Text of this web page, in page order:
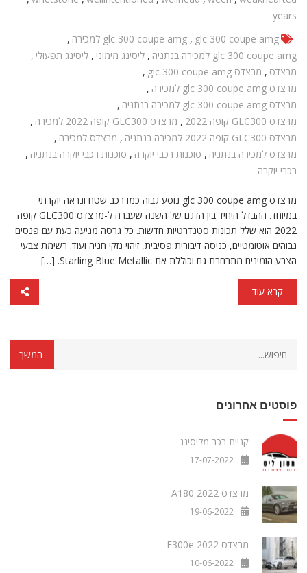
years
glc 300 coupe amg
, glc 300 coupe amg למכירה
,
glc 300 coupe amg למכירה בנתניה
, ליסינג מימוני , ליסינג תפעולי ,
מרצדס , מרצדס glc 300 coupe amg
,
מרצדס glc 300 coupe amg למכירה
,
מרצדס glc 300 coupe amg למכירה בנתניה
,
מרצדס GLC300 קופה 2022
, מרצדס GLC300 קופה 2022 למכירה
,
מרצדס GLC300 קופה 2022 למכירה בנתניה
, מרצדס למכירה ,
מרצדס למכירה בנתניה , סוכנות רכבי יוקרה , סוכנות רכבי יוקרה בנתניה ,
רכבי יוקרה
מרצדס glc 300 coupe amg נוסע גבוה כמו רכב שטח ונראה יוקרתי
במיוחד. ההבדל היחיד בין הדגם של השנה שעברה ל-מרצדס GLC300 קופה
2022 הוא שלל תכונות סטנדרטיות חדשות. כל גרסה מגיעה כעת עם פנסים
גבוהים אוטומטיים, כניסה דיבורית פסיבית, זיהוי נזקי חניה ועוד. רשימת צבעי
הצבע הזמינים מתרחבת גם וכוללת את Starling Blue Metallic. […]
קרא עוד
פוסטים אחרונים
קניית רכב מליסינג
17-07-2022
מרצדס A180 2022
19-06-2022
מרצדס E300e 2022
10-06-2022